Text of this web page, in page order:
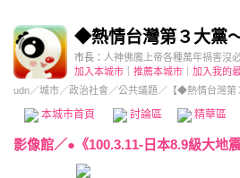
◆熱情台灣第３大黨
市長： 人神佛魔上帝各種萬年禍害沒
加入本城市
推薦本城市 加入我的
udn／城市／政治社會 ／公共議題 ／ 【◆熱情台灣第
本城市首頁 討論區 精華區
影像館／●《100.3.11-日本8.9級大地震